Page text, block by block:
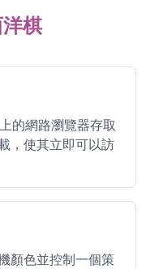
棋
的網路瀏覽器存取
，使其立即可以訪
顏色並控制一個策